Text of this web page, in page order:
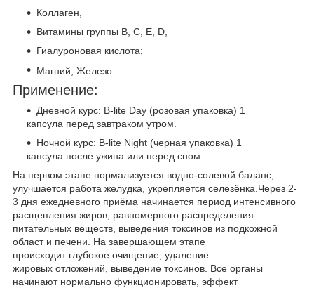
Коллаген,
Витамины группы В, С, Е, D,
Гиалуроновая кислота;
Магний, Железо.
Применение:
Дневной курс: B-lite Day (розовая упаковка) 1
капсула перед завтраком утром.
Ночной курс: B-lite Night (черная упаковка) 1
капсула после ужина или перед сном.
На первом этапе нормализуется водно-солевой баланс,
улучшается работа желудка, укрепляется селезёнка.Через 2-
3 дня ежедневного приёма начинается период интенсивного
расщепления жиров, равномерного распределения
питательных веществ, выведения токсинов из подкожной
област и печени. На завершающем этапе
происходит глубокое очищение, удаление
жировых отложений, выведение токсинов. Все органы
начинают нормально функционировать, эффект